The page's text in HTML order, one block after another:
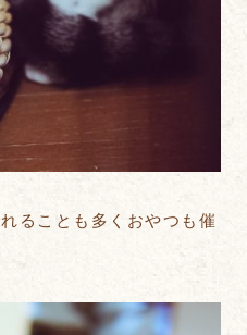
ることも多くおやつも催